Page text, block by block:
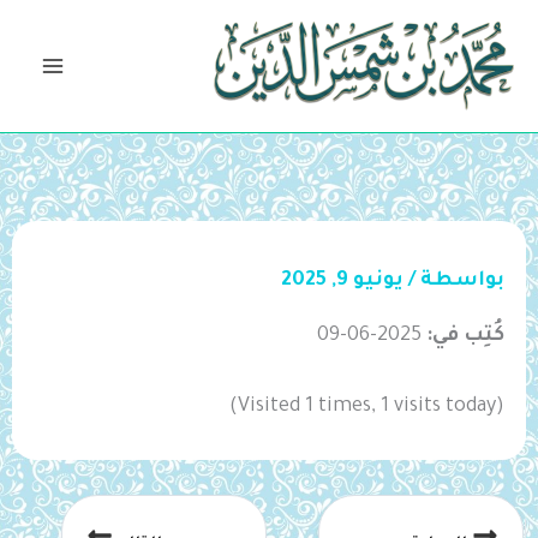
تخطي
المحتوى
بواسطة / يونيو 9, 2025
كُتِب في: 2025-06-09
(Visited 1 times, 1 visits today)